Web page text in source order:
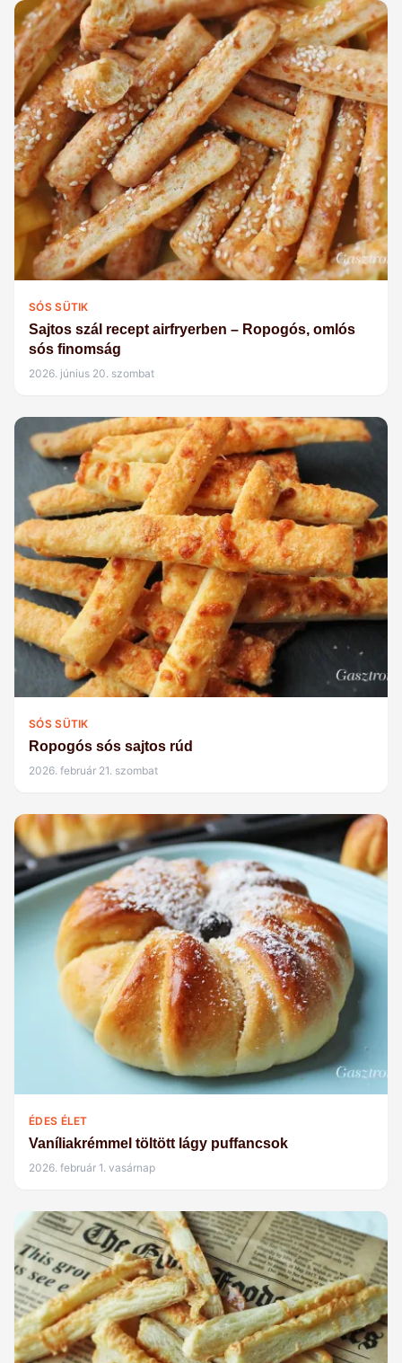
SÓS SÜTIK
Sajtos szál recept airfryerben – Ropogós, omlós
sós finomság
2026. június 20. szombat
SÓS SÜTIK
Ropogós sós sajtos rúd
2026. február 21. szombat
ÉDES ÉLET
Vaníliakrémmel töltött lágy puffancsok
2026. február 1. vasárnap